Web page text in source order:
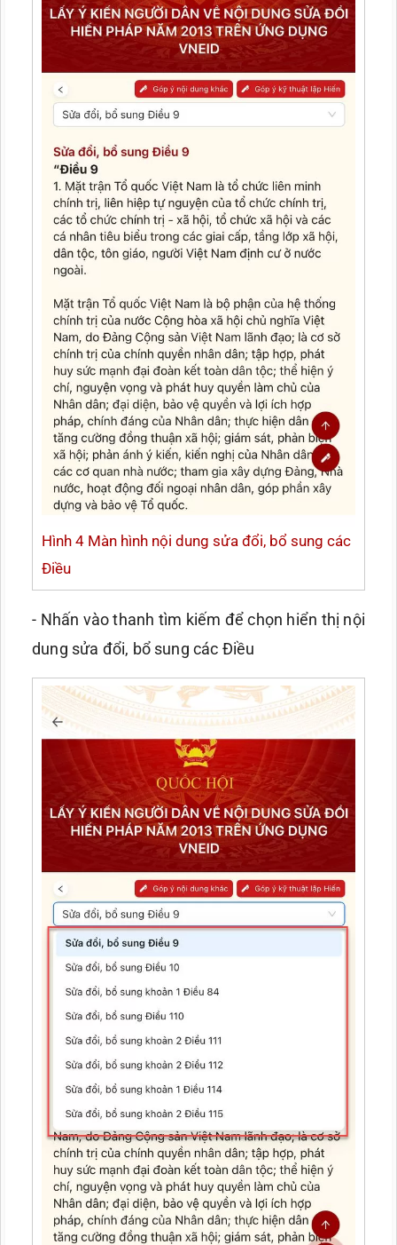
Hình 4 Màn hình nội dung sửa đổi, bổ sung các
Điều
- Nhấn vào thanh tìm kiếm để chọn hiển thị nội
dung sửa đổi, bổ sung các Điều